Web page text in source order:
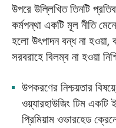
উপরে উল্লিখিত তিনটি
কর্মপন্থা একটি মূল নীতি
হলো উৎপাদন বন্ধ না হওয়া,
সরবরাহে বিলম্ব না হওয়া
উপকরণের নিশ্চয়তার
ওয়্যারহাউজিং টিম একটি
প্রিমিয়াম ওভারহেড